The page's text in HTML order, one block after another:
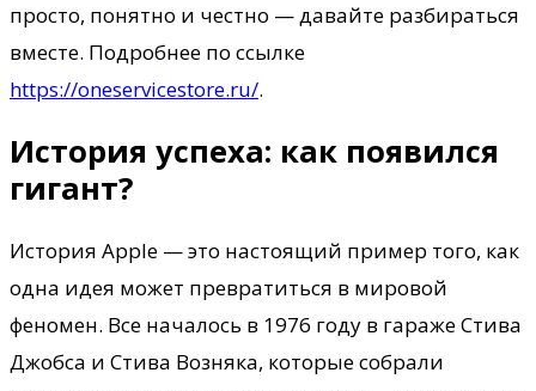
просто, понятно и честно — давайте разбираться
вместе. Подробнее по ссылке
https://oneservicestore.ru/.
История успеха: как появился
гигант?
История Apple — это настоящий пример того, как
одна идея может превратиться в мировой
феномен. Все началось в 1976 году в гараже Стива
Джобса и Стива Возняка, которые собрали